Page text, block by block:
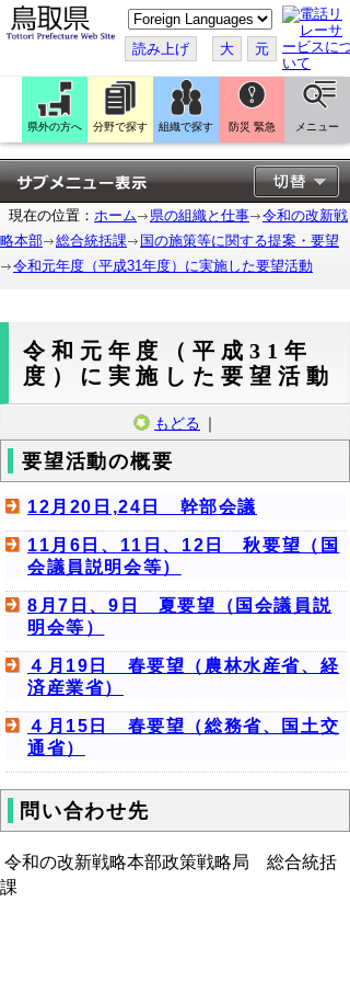
こ
の
ペ
ー
ジ
翻
訳
す
る
読み上げ 大 元
県外の方へ 分野で探す 組織で探す 防災 緊急 メニュー
現在の位置： ホーム 県の組織と仕事
令和の改新戦
略本部
総合統括課
国の施策等に関する提案・要望
令和元年度（平成31年度）に実施した要望活動
令和元年度（平成31年
度）に実施した要望活動
もどる ｜
要望活動の概要
12月20日,24日 幹部会議
11月6日、11日、12日 秋要望（国
会議員説明会等）
8月7日、9日 夏要望（国会議員説
明会等）
４月19日 春要望（農林水産省、経
済産業省）
４月15日 春要望（総務省、国土交
通省）
問い合わせ先
令和の改新戦略本部政策戦略局 総合統括
課